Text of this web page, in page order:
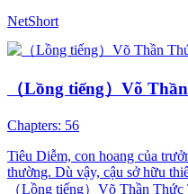
NetShort
（Lồng tiếng）Võ
Chapters: 56
Tiêu Diễm, con hoang của
thường. Dù vậy, cậu sở hữu
（Lồng tiếng）Võ Thần